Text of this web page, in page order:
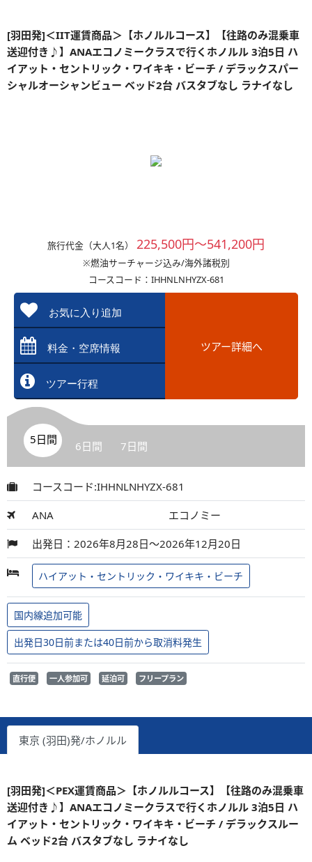
[羽田発]＜IIT運賃商品＞【ホノルルコース】【往路のみ混乗車
送迎付き♪】ANAエコノミークラスで行くホノルル 3泊5日 ハ
イアット・セントリック・ワイキキ・ビーチ / デラックスパー
シャルオーシャンビュー ベッド2台 バスタブなし ラナイなし
旅行代金（大人1名） 225,500円～541,200円
※燃油サーチャージ込み/海外諸税別
コースコード：IHHNLNHYZX-681
お気に入り追加
料金・空席情報
ツアー行程
ツアー詳細へ
5日間 6日間 7日間
コースコード:IHHNLNHYZX-681
ANA エコノミー
出発日：2026年8月28日～2026年12月20日
ハイアット・セントリック・ワイキキ・ビーチ
国内線追加可能
出発日30日前または40日前から取消料発生
直行便 一人参加可 延泊可 フリープラン
東京 (羽田)発/ホノルル
[羽田発]＜PEX運賃商品＞【ホノルルコース】【往路のみ混乗車
送迎付き♪】ANAエコノミークラスで行くホノルル 3泊5日 ハ
イアット・セントリック・ワイキキ・ビーチ / デラックスルー
ム ベッド2台 バスタブなし ラナイなし